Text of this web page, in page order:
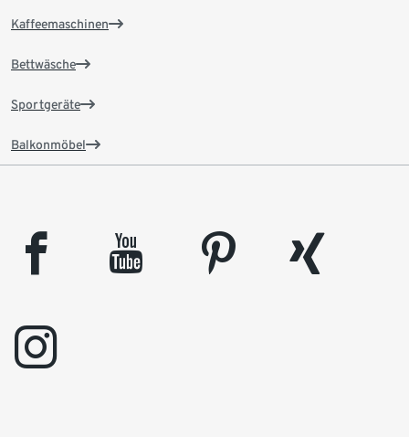
Kaffeemaschinen
Bettwäsche
Sportgeräte
Balkonmöbel
facebook youtube pinterest
xing
instagram